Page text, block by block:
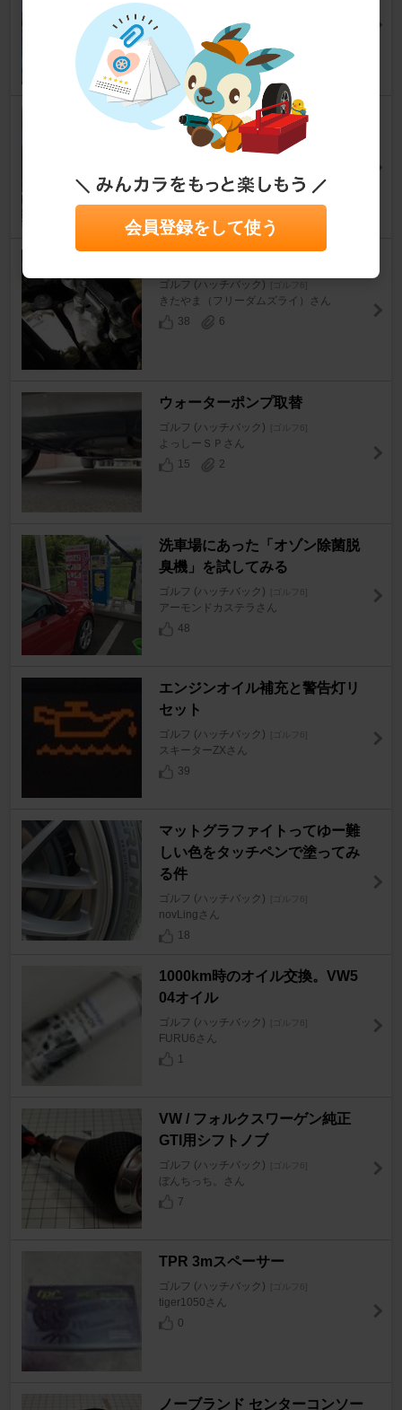
ゴルフ (ハッチバック)
カレラさん
0
【オイル漏れ】オイルクーラー
パッキン交換
kin 012さん
ゴルフ (ハッチバック)
きたやま（フリーダムズライ）さん
38
6
ウォーターポンプ取替
ゴルフ (ハッチバック) [ゴルフ6]
よっしーＳＰさん
15
2
洗車場にあった「オゾン除菌脱
臭機」を試してみる
ゴルフ (ハッチバック) [ゴルフ6]
アーモンドカステラさん
48
エンジンオイル補充と警告灯リ
セット
ゴルフ (ハッチバック) [ゴルフ6]
スキーターZXさん
39
マットグラファイトってゆー難
しい色をタッチペンで塗ってみ
る件
ゴルフ (ハッチバック) [ゴルフ6]
novLingさん
18
1000km時のオイル交換。VW5
04オイル
ゴルフ (ハッチバック) [ゴルフ6]
FURU6さん
1
VW / フォルクスワーゲン純正
GTI用シフトノブ
ゴルフ (ハッチバック) [ゴルフ6]
ぼんちっち。さん
7
TPR 3mスペーサー
ゴルフ (ハッチバック) [ゴルフ6]
tiger1050さん
0
ノーブランド センターコンソー
会員登録をして使う